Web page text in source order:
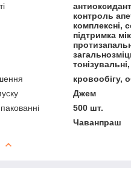
контроль
комплексні,
підтримка
кровообігу,
Джем
пакованні
500 шт.
Чаванпраш